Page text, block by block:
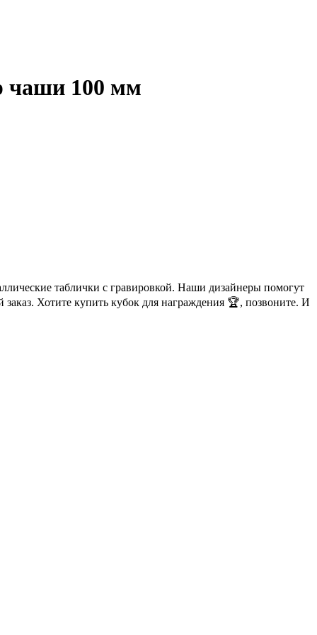
чаши 100 мм
таблички с гравировкой. Наши дизайнеры помогут
Хотите купить кубок для награждения 🏆, позвоните. И